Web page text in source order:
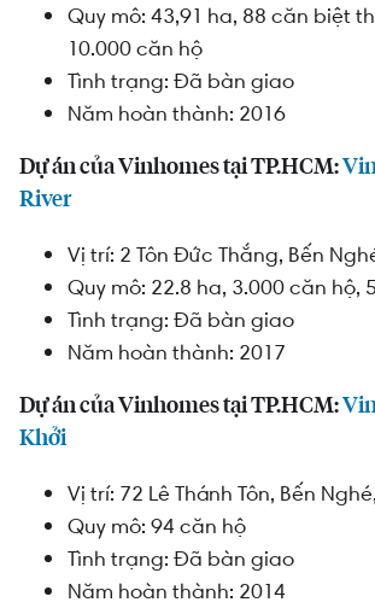
Quy mô: 43,91 ha, 88 căn biệt
10.000căn hộ
Tình trạng: Đã bàn giao
Năm hoàn thành: 2016
Dự án của Vinhomes tại TP.HCM:
River
Vị trí: 2 Tôn Đức Thắng, Bến
Quy mô: 22.8 ha, 3.000căn hộ,
Tình trạng: Đã bàn giao
Năm hoàn thành: 2017
Dự án của Vinhomes tại TP.HCM:
Khởi
Vị trí: 72 Lê Thánh Tôn, Bến Nghé,
Quy mô: 94căn hộ
Tình trạng: Đã bàn giao
Năm hoàn thành: 2014